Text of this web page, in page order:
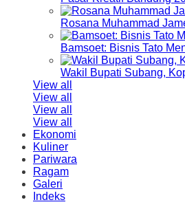
Rosana Muhammad
Bamsoet: Bisnis Tato
Wakil Bupati Subang,
View all
View all
View all
View all
Ekonomi
Kuliner
Pariwara
Ragam
Galeri
Indeks